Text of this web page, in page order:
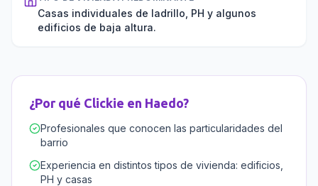
Casas individuales de ladrillo, PH y algunos
edificios de baja altura.
¿Por qué Clickie en Haedo?
Profesionales que conocen las particularidades del
barrio
Experiencia en distintos tipos de vivienda: edificios,
PH y casas